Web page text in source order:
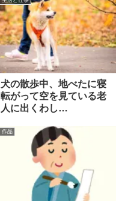
犬の散歩中、地べたに寝
転がって空を見ている老
人に出くわし…
作品